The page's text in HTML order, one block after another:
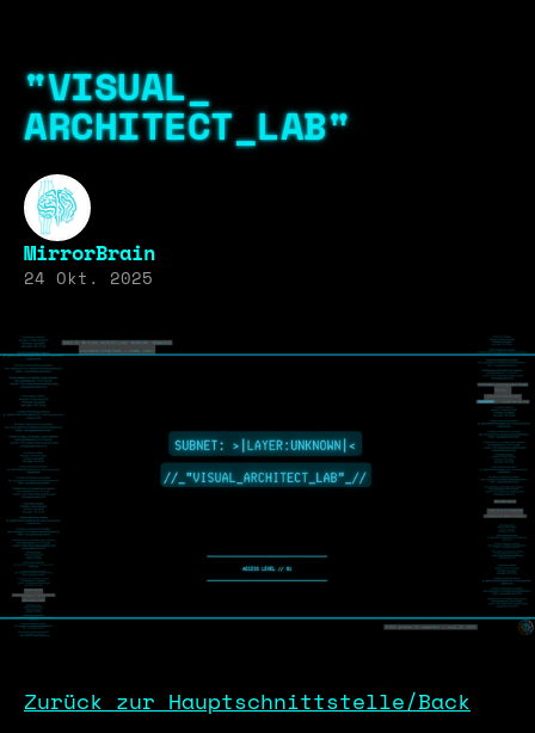
"VISUAL_
ARCHITECT_LAB"
MirrorBrain
24 Okt. 2025
Zurück zur Hauptschnittstelle/Back